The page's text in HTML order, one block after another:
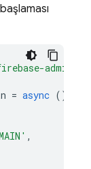
admin/
= async ()
,